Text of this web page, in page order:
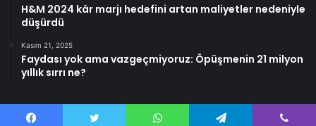
H&M 2024 kâr marjı hedefini artan maliyetler nedeniyle
düşürdü
Kasım 21, 2025
Faydası yok ama vazgeçmiyoruz: Öpüşmenin 21 milyon
yıllık sırrı ne?